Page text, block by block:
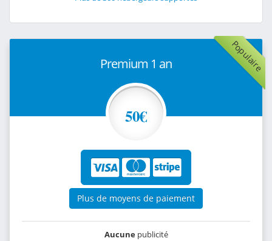
Populaire
Premium 1 an
50€
Plus de moyens de paiement
Aucunepublicité